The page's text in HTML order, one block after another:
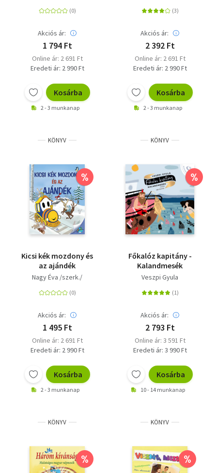
Akciós ár:
1 794 Ft
Online ár: 2 691 Ft
Eredeti ár: 2 990 Ft
Kosárba
2 - 3 munkanap
eseményteli csütörtök
Akciós ár:
2 392 Ft
Online ár: 2 691 Ft
Eredeti ár: 2 990 Ft
Kosárba
2 - 3 munkanap
KÖNYV
%
Kicsi kék mozdony és
az ajándék
Nagy Éva /szerk./
Akciós ár:
1 495 Ft
Online ár: 2 691 Ft
Eredeti ár: 2 990 Ft
Kosárba
2 - 3 munkanap
KÖNYV
%
Főkalóz kapitány -
Kalandmesék
Veszpi Gyula
Akciós ár:
2 793 Ft
Online ár: 3 591 Ft
Eredeti ár: 3 990 Ft
Kosárba
10 - 14 munkanap
KÖNYV
%
KÖNYV
%